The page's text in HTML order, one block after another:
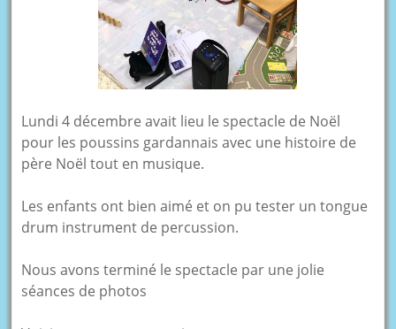
Lundi 4 décembre avait lieu le spectacle de Noël
pour les poussins gardannais avec une histoire de
père Noël tout en musique.
Les enfants ont bien aimé et on pu tester un tongue
drum instrument de percussion.
Nous avons terminé le spectacle par une jolie
séances de photos